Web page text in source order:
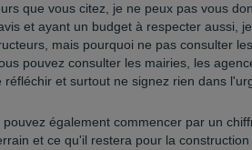
que vous citez, je ne peux pas vous
et ayant un budget à respecter aussi,
mais pourquoi ne pas consulter
pouvez consulter les mairies, les
réfléchir et surtout ne signez rien dans
également commencer par un
et ce qu'il restera pour la construction